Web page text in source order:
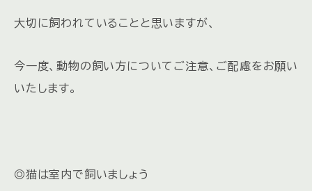
大切に飼われていることと思いますが、
今一度、動物の飼い方についてご注意、ご配慮をお願い
いたします。
◎猫は室内で飼いましょう